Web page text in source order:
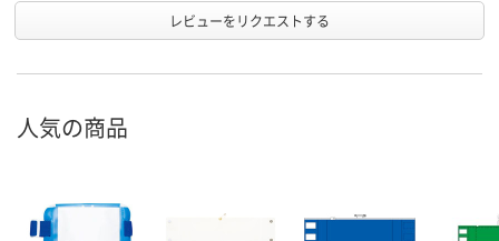
レビューをリクエストする
人気の商品